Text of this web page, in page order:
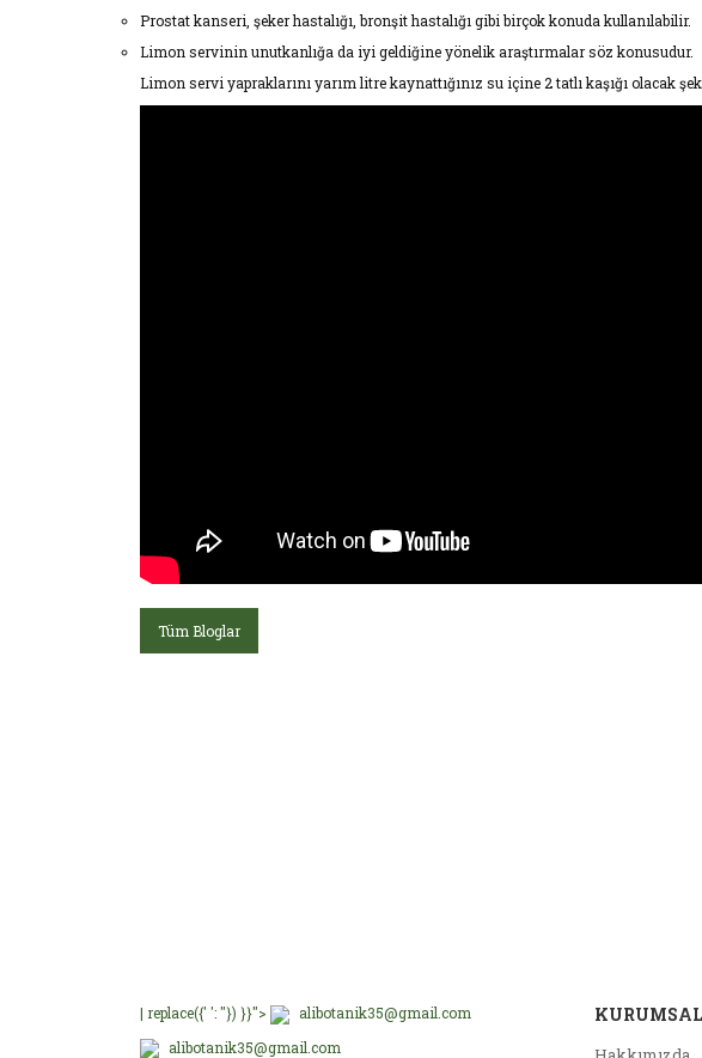
Prostat kanseri, şeker hastalığı, bronşit hastalığı gibi birçok konuda kullanılabilir.
Limon servinin unutkanlığa da iyi geldiğine yönelik araştırmalar söz konusudur.
Limon servi yapraklarını yarım litre kaynattığınız su içine 2 tatlı kaşığı
Tüm Bloglar
| replace({' ': ''}) }}">
alibotanik35@gmail.com
alibotanik35@gmail.com
KURUMSAL